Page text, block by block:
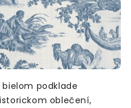
podklade
oblečení,